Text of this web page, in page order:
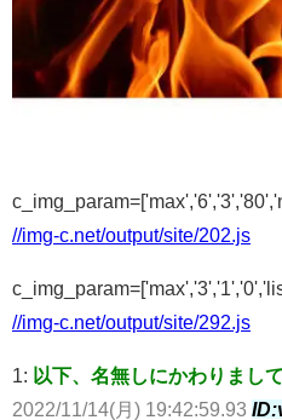
//img-c.net/output/site/202.js
//img-c.net/output/site/292.js
1: 以下、名無しにかわりまし
2022/11/14(月) 19:42:59.93